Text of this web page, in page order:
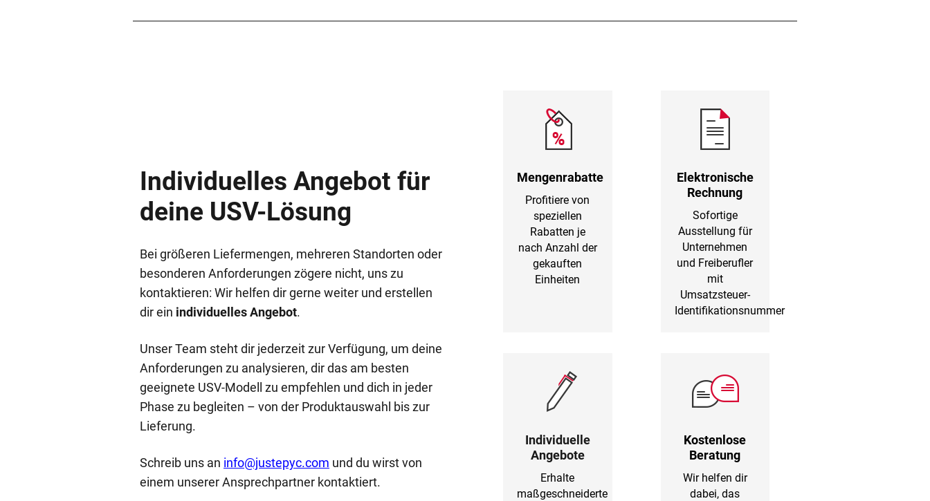
Individuelles Angebot für
deine USV-Lösung
Bei größeren Liefermengen, mehreren Standorten oder
besonderen Anforderungen zögere nicht, uns zu
kontaktieren: Wir helfen dir gerne weiter und erstellen
dir ein individuelles Angebot.
Unser Team steht dir jederzeit zur Verfügung, um deine
Anforderungen zu analysieren, dir das am besten
geeignete USV-Modell zu empfehlen und dich in jeder
Phase zu begleiten – von der Produktauswahl bis zur
Lieferung.
Schreib uns an info@justepyc.com und du wirst von
einem unserer Ansprechpartner kontaktiert.
Mengenrabatte
Profitiere von
speziellen
Rabatten je
nach Anzahl der
gekauften
Einheiten
Elektronische
Rechnung
Sofortige
Ausstellung für
Unternehmen
und Freiberufler
mit
Umsatzsteuer-
Identifikationsnummer
Individuelle
Angebote
Erhalte
maßgeschneiderte
Kostenlose
Beratung
Wir helfen dir
dabei, das